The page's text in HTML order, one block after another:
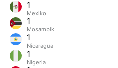
1
Mexiko
1
Mosambik
1
Nicaragua
1
Nigeria